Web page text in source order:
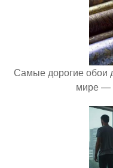
Самые дорогие обои
мире —